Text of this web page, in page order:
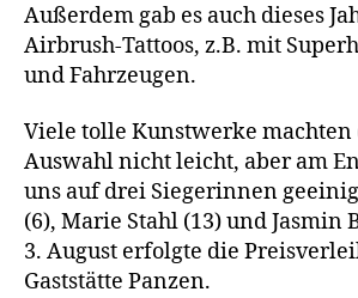
Außerdem gab es auch dieses
Airbrush-Tattoos, z.B. mit
und Fahrzeugen.
Viele tolle Kunstwerke machten
Auswahl nicht leicht, aber am
uns auf drei Siegerinnen
(6), Marie Stahl (13) und Jasmin
3. August erfolgte die
Gaststätte Panzen.